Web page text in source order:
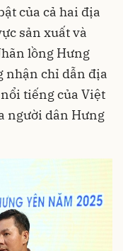
của cả hai địa
sản xuất và
lồng Hưng
nhận chỉ dẫn địa
tiếng của Việt
người dân Hưng